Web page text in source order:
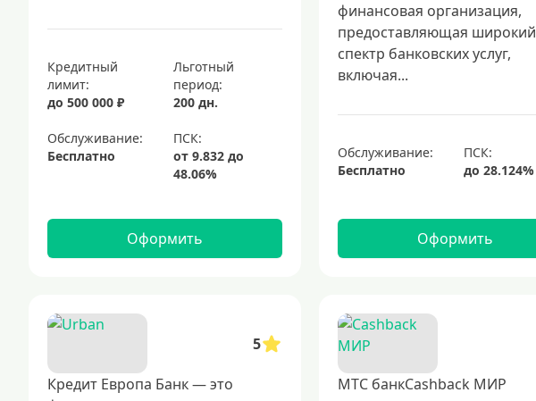
Кредитный
лимит:
до 500 000 ₽
Льготный
период:
200 дн.
Обслуживание:
Бесплатно
Оформить
финансовая организация,
предоставляющая широкий
спектр банковских услуг,
включая...
Обслуживание:
Бесплатно
Оформить
5
Кредит Европа Банк — это
МТС банкCashback МИР